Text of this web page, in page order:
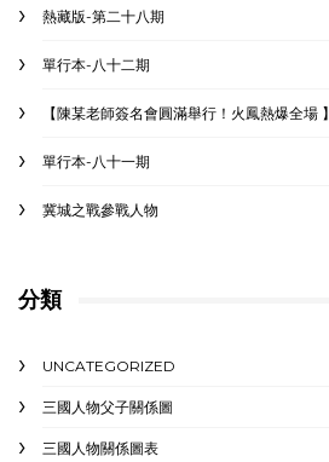
熱藏版-第二十八期
單行本-八十二期
【陳某老師簽名會圓滿舉行！火鳳熱爆全場 】
單行本-八十一期
冀城之戰參戰人物
分類
UNCATEGORIZED
三國人物父子關係圖
三國人物關係圖表